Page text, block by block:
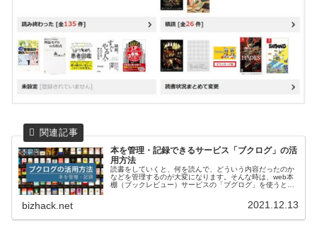
本を管理・記録できるサービス「ブクログ」の活
用方法
読書をしていくと、何を読んで、どういう内容だったのか
などを管理するのが大変になります。そんな時は、web本
棚（ブックレビュー）サービスの「ブグログ」を使うと管
bizhack.net 2021.12.13